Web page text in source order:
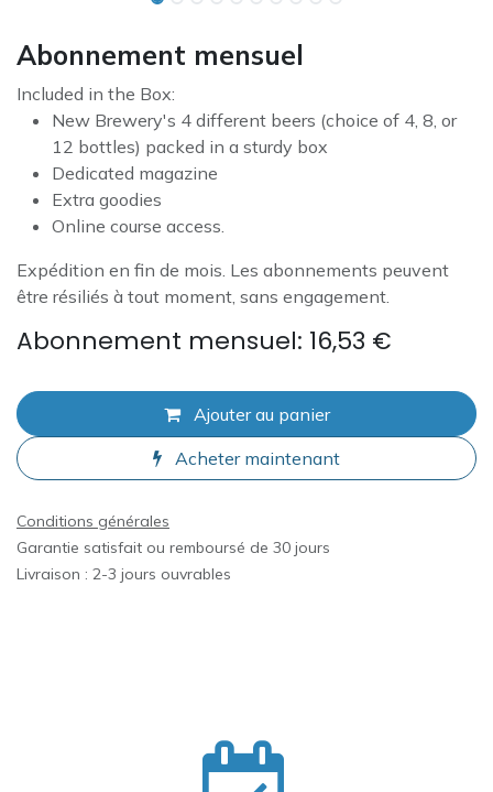
Abonnement mensuel
Included in the Box:
New Brewery's 4 different beers (choice of 4, 8, or
12 bottles) packed in a sturdy box
Dedicated magazine
Extra goodies
Online course access.
Expédition en fin de mois. Les abonnements peuvent
être résiliés à tout moment, sans engagement.
Abonnement mensuel: 16,53 €
Ajouter au panier
Acheter maintenant
Conditions générales
Garantie satisfait ou remboursé de 30 jours
Livraison : 2-3 jours ouvrables